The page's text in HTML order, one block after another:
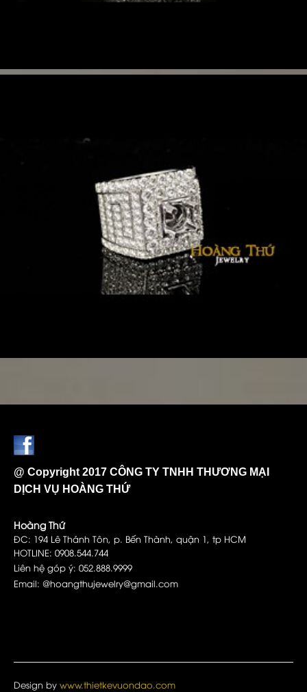
@ Copyright 2017 CÔNG TY TNHH THƯƠNG MẠI
DỊCH VỤ HOÀNG THỨ
Hoàng Thứ
ĐC: 194 Lê Thánh Tôn, p. Bến Thành, quận 1, tp HCM
HOTLINE: 0908.544.744
Liên hệ góp ý: 052.888.9999
Email: @hoangthujewelry@gmail.com
Design by www.thietkevuondao.com